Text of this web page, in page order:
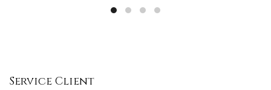
Service Client